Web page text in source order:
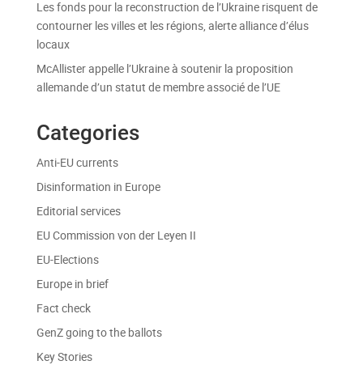
Les fonds pour la reconstruction de l’Ukraine risquent de
contourner les villes et les régions, alerte alliance d’élus
locaux
McAllister appelle l’Ukraine à soutenir la proposition
allemande d’un statut de membre associé de l’UE
Categories
Anti-EU currents
Disinformation in Europe
Editorial services
EU Commission von der Leyen II
EU-Elections
Europe in brief
Fact check
GenZ going to the ballots
Key Stories